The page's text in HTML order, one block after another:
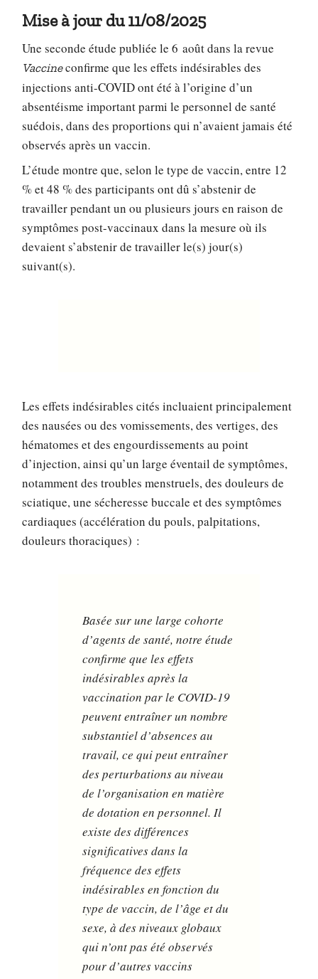
Mise à jour du 11/08/2025
Une seconde étude publiée le 6 août dans la revue
Vaccineconfirme que les effets indésirables des
injections anti-COVID ont été à l’origine d’un
absentéisme important parmi le personnel de santé
suédois, dans des proportions qui n’avaient jamais été
observés après un vaccin.
L’étude montre que, selon le type de vaccin, entre 12
% et 48 % des participants ont dû s’abstenir de
travailler pendant un ou plusieurs jours en raison de
symptômes post-vaccinaux dans la mesure où ils
devaient s’abstenir de travailler le(s) jour(s)
suivant(s).
Les effets indésirables cités incluaient principalement
des nausées ou des vomissements, des vertiges, des
hématomes et des engourdissements au point
d’injection, ainsi qu’un large éventail de symptômes,
notamment des troubles menstruels, des douleurs de
sciatique, une sécheresse buccale et des symptômes
cardiaques (accélération du pouls, palpitations,
douleurs thoraciques) :
Basée sur une large cohorte
d’agents de santé, notre étude
confirme que les effets
indésirables après la
vaccination par le COVID-19
peuvent entraîner un nombre
substantiel d’absences au
travail, ce qui peut entraîner
des perturbations au niveau
de l’organisation en matière
de dotation en personnel. Il
existe des différences
significatives dans la
fréquence des effets
indésirables en fonction du
type de vaccin, de l’âge et du
sexe, à des niveaux globaux
qui n’ont pas été observés
pour d’autres vaccins